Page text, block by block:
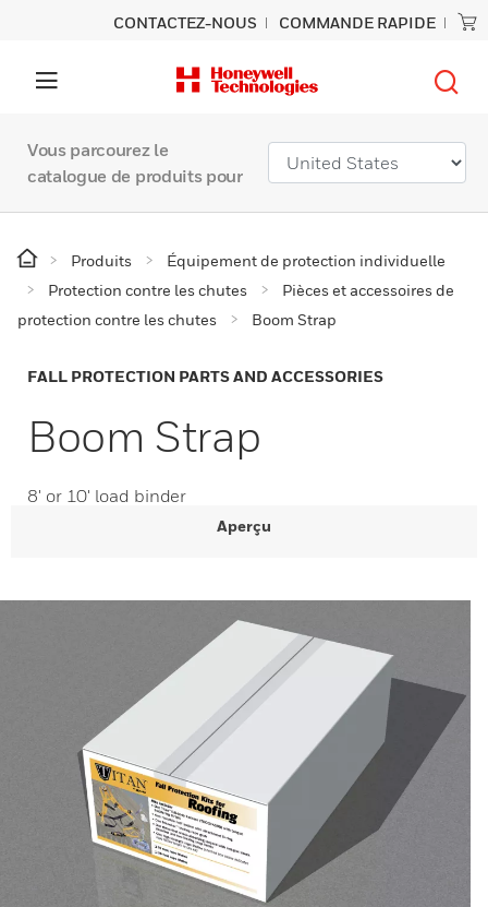
CONTACTEZ-NOUS COMMANDE RAPIDE
Vous parcourez le
catalogue de produits pour
Produits
Équipement de protection individuelle
Protection contre les chutes
Pièces et accessoires de
protection contre les chutes
Boom Strap
FALL PROTECTION PARTS AND ACCESSORIES
Boom Strap
8' or 10' load binder
Aperçu